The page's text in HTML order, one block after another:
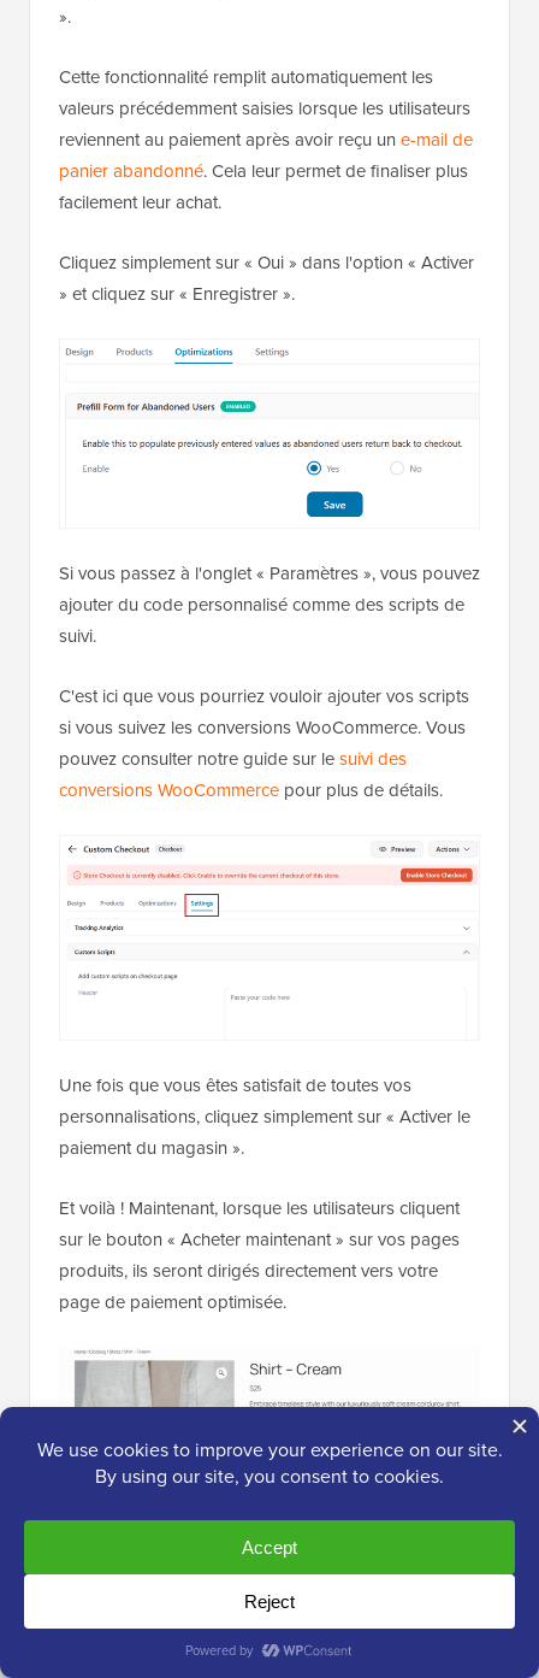
».
Cette fonctionnalité remplit automatiquement les
valeurs précédemment saisies lorsque les utilisateurs
reviennent au paiement après avoir reçu un e-mail de
panier abandonné. Cela leur permet de finaliser plus
facilement leur achat.
Cliquez simplement sur « Oui » dans l'option « Activer
» et cliquez sur « Enregistrer ».
Si vous passez à l'onglet « Paramètres », vous pouvez
ajouter du code personnalisé comme des scripts de
suivi.
C'est ici que vous pourriez vouloir ajouter vos scripts
si vous suivez les conversions WooCommerce. Vous
pouvez consulter notre guide sur lesuivi des
conversions WooCommerce pour plus de détails.
Une fois que vous êtes satisfait de toutes vos
personnalisations, cliquez simplement sur « Activer le
paiement du magasin ».
Et voilà ! Maintenant, lorsque les utilisateurs cliquent
sur le bouton « Acheter maintenant » sur vos pages
produits, ils seront dirigés directement vers votre
page de paiement optimisée.
également de personnaliser votre page de
remerciement WooCommerce post-achat.